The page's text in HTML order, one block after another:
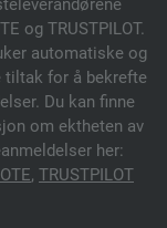
og TRUSTPILOT.
automatiske og
tiltak for å bekrefte
Du kan finne
om ektheten av
her:
, TRUSTPILOT